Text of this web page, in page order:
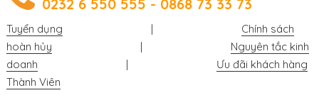
0232 6 550 555 - 0868 73 33 73
Tuyển dụng |
Chính sách
hoàn hủy
|
Nguyên tắc kinh
doanh
|
Ưu đãi khách hàng
Thành Viên